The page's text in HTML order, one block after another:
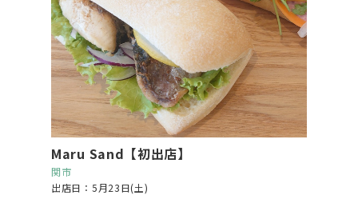
Maru Sand【初出店】
関市
出店日：5月23日(土)